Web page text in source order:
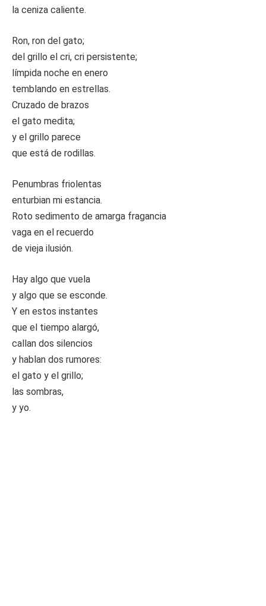
la ceniza caliente.
Ron, ron del gato;
del grillo el cri, cri persistente;
límpida noche en enero
temblando en estrellas.
Cruzado de brazos
el gato medita;
y el grillo parece
que está de rodillas.
Penumbras friolentas
enturbian mi estancia.
Roto sedimento de amarga fragancia
vaga en el recuerdo
de vieja ilusión.
Hay algo que vuela
y algo que se esconde.
Y en estos instantes
que el tiempo alargó,
callan dos silencios
y hablan dos rumores:
el gato y el grillo;
las sombras,
y yo.